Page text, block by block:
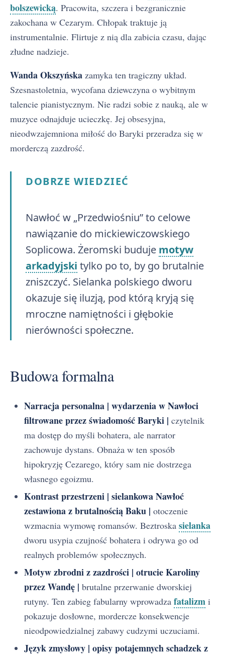
bolszewicką. Pracowita, szczera i bezgranicznie
zakochana w Cezarym. Chłopak traktuje ją
instrumentalnie. Flirtuje z nią dla zabicia czasu, dając
złudne nadzieje.
Wanda Okszyńska zamyka ten tragiczny układ.
Szesnastoletnia, wycofana dziewczyna o wybitnym
talencie pianistycznym. Nie radzi sobie z nauką, ale w
muzyce odnajduje ucieczkę. Jej obsesyjna,
nieodwzajemniona miłość do Baryki przeradza się w
morderczą zazdrość.
DOBRZE WIEDZIEĆ
Nawłoć w „Przedwiośniu” to celowe
nawiązanie do mickiewiczowskiego
Soplicowa. Żeromski buduje motyw
arkadyjski tylko po to, by go brutalnie
zniszczyć. Sielanka polskiego dworu
okazuje się iluzją, pod którą kryją się
mroczne namiętności i głębokie
nierówności społeczne.
Budowa formalna
Narracja personalna | wydarzenia w Nawłoci
filtrowane przez świadomość Baryki | czytelnik
ma dostęp do myśli bohatera, ale narrator
zachowuje dystans. Obnaża w ten sposób
hipokryzję Cezarego, który sam nie dostrzega
własnego egoizmu.
Kontrast przestrzeni | sielankowa Nawłoć
zestawiona z brutalnością Baku | otoczenie
wzmacnia wymowę romansów. Beztroska sielanka
dworu usypia czujność bohatera i odrywa go od
realnych problemów społecznych.
Motyw zbrodni z zazdrości | otrucie Karoliny
przez Wandę | brutalne przerwanie dworskiej
rutyny. Ten zabieg fabularny wprowadza fatalizm i
pokazuje dosłowne, mordercze konsekwencje
nieodpowiedzialnej zabawy cudzymi uczuciami.
Język zmysłowy | opisy potajemnych schadzek z